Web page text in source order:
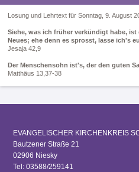
Losung und Lehrtext für Sonntag, 9. August
Siehe, was ich früher verkündigt habe,
Neues; ehe denn es sprosst, lasse ich's
Jesaja 42,9
Der Menschensohn ist's, der den guten
Matthäus 13,37-38
EVANGELISCHER KIRCHENKREIS
Bautzener Straße 21
02906 Niesky
Tel: 03588/259141